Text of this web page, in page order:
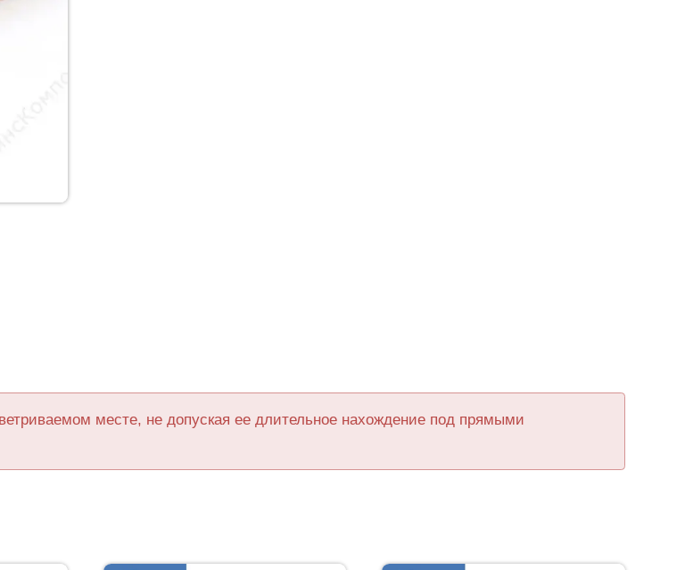
месте, не допуская ее длительное нахождение под прямыми